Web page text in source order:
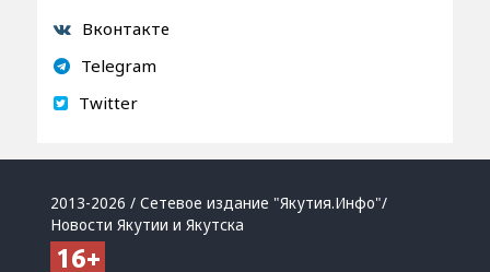
Вконтакте
Telegram
Twitter
2013-2026 / Сетевое издание "Якутия.Инфо"/
Новости Якутии и Якутска